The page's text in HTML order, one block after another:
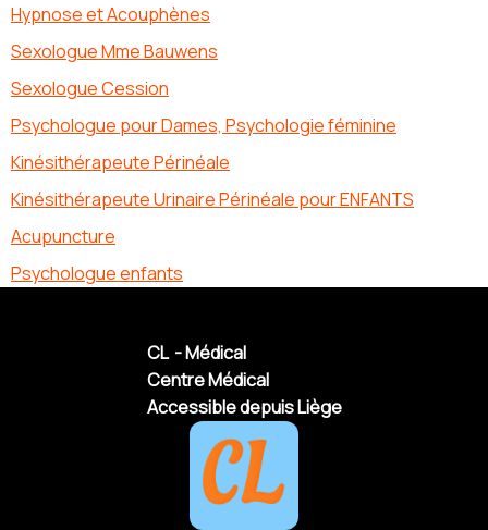
Hypnose et Acouphènes
Sexologue Mme Bauwens
Sexologue Cession
Psychologue pour Dames, Psychologie féminine
Kinésithérapeute Périnéale
Kinésithérapeute Urinaire Périnéale pour ENFANTS
Acupuncture
Psychologue enfants
CL - Médical
Centre Médical
Accessible depuis Liège